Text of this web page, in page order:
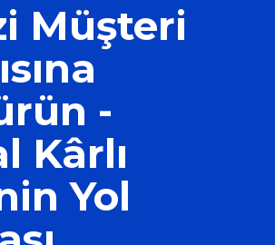
Müşteri
-
Kârlı
Yol